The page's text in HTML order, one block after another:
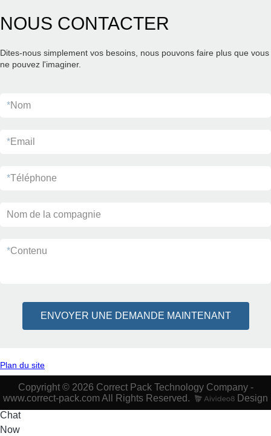
NOUS CONTACTER
Dites-nous simplement vos besoins, nous pouvons faire plus que vous
ne pouvez l'imaginer.
*Nom
*Email
*Téléphone
Nom de la compagnie
*Contenu
ENVOYER UNE DEMANDE MAINTENANT
Plan du site
Copyright © 2026 Correct Pack Technology Company -
www.correct-pack.com All Rights Reserved.
Design
Chat
Now